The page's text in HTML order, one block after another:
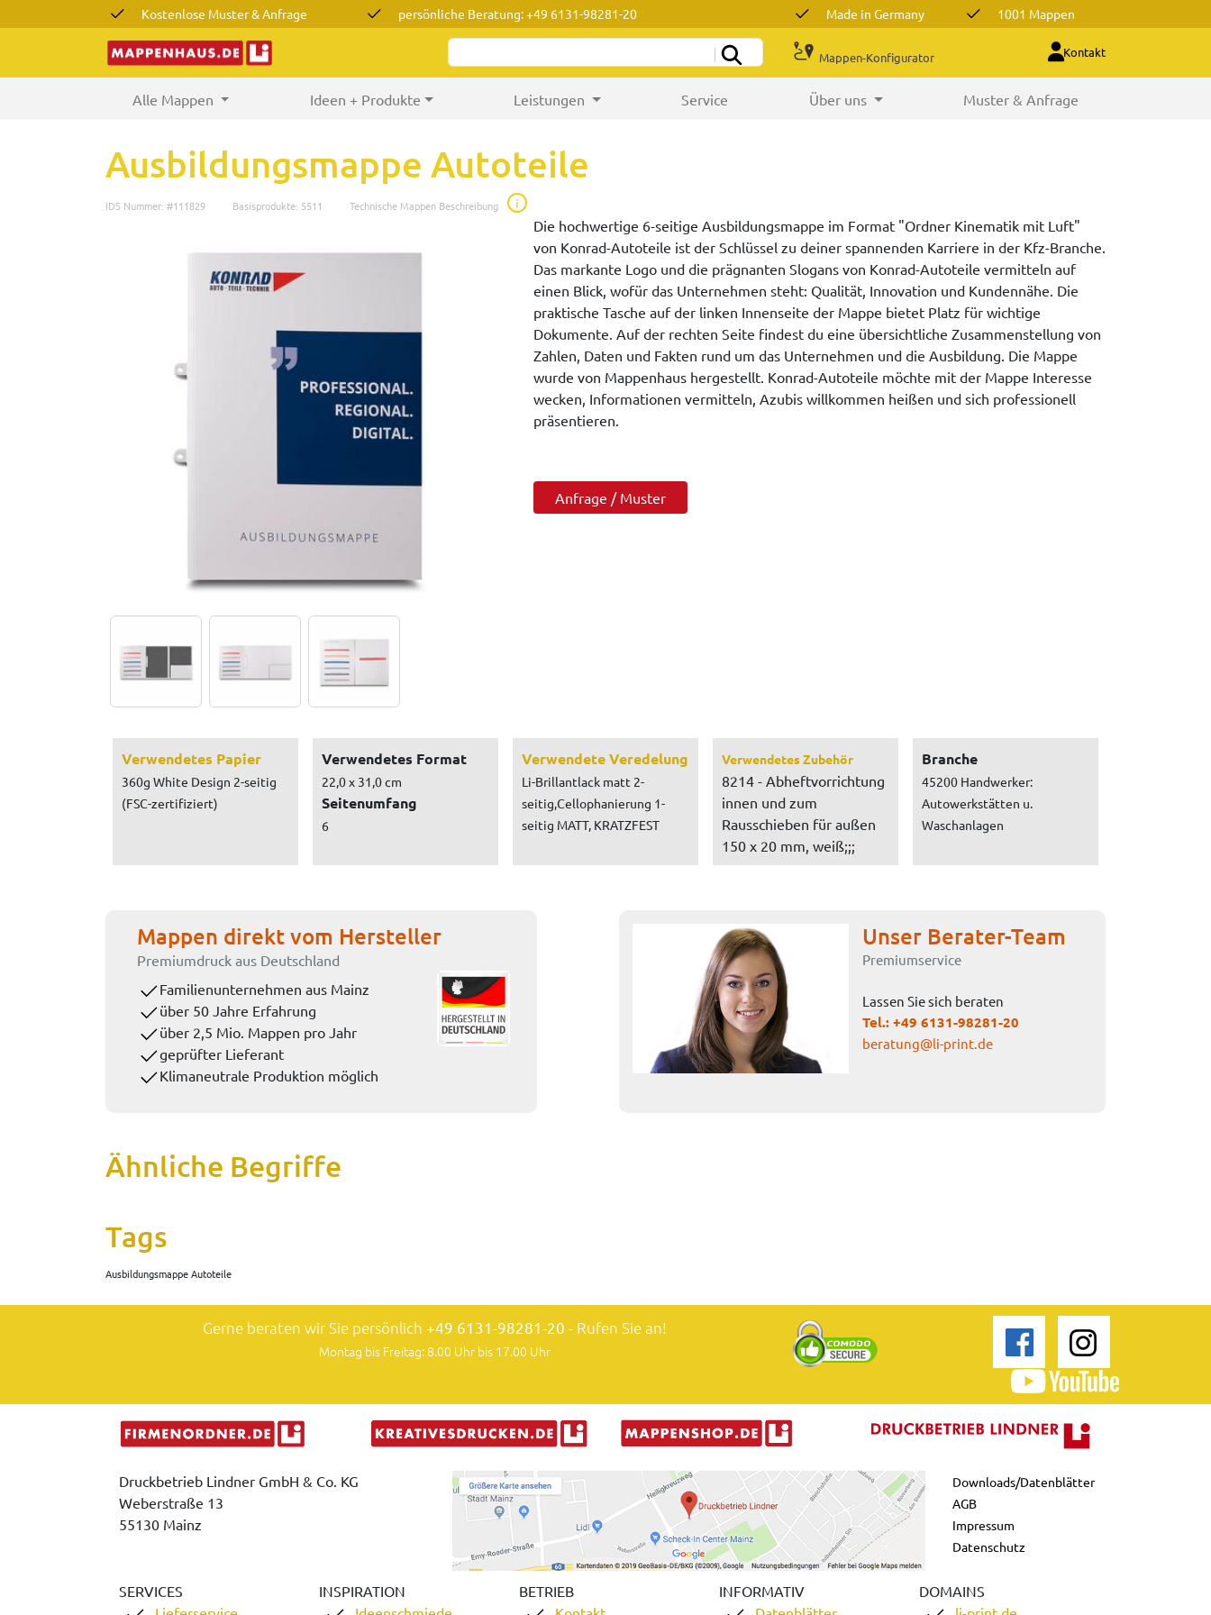
Kostenlose Muster & Anfrage persönliche Beratung: +49 6131-98281-20 Made in Germany 1001 Mappen
Mappen-Konfigurator Kontakt
Alle Mappen (current) Ideen + Produkte Leistungen Service Über uns Muster & Anfrage
Ausbildungsmappe Autoteile
IDS Nummer: #111829 Basisprodukte: 5511 Technische Mappen Beschreibung i
Die hochwertige 6-seitige Ausbildungsmappe im Format "Ordner Kinematik mit Luft"
von Konrad-Autoteile ist der Schlüssel zu deiner spannenden Karriere in der Kfz-Branche.
Das markante Logo und die prägnanten Slogans von Konrad-Autoteile vermitteln auf
einen Blick, wofür das Unternehmen steht: Qualität, Innovation und Kundennähe. Die
praktische Tasche auf der linken Innenseite der Mappe bietet Platz für wichtige
Dokumente. Auf der rechten Seite findest du eine übersichtliche Zusammenstellung von
Zahlen, Daten und Fakten rund um das Unternehmen und die Ausbildung. Die Mappe
wurde von Mappenhaus hergestellt. Konrad-Autoteile möchte mit der Mappe Interesse
wecken, Informationen vermitteln, Azubis willkommen heißen und sich professionell
präsentieren.
Anfrage / Muster
Verwendetes Papier
360g White Design 2-seitig
(FSC-zertifiziert)
Verwendetes Format
22,0 x 31,0 cm
Seitenumfang
6
Verwendete Veredelung
Li-Brillantlack matt 2-
seitig,Cellophanierung 1-
seitig MATT, KRATZFEST
Verwendetes Zubehör
8214 - Abheftvorrichtung
innen und zum
Rausschieben für außen
150 x 20 mm, weiß;;;
Branche
45200 Handwerker:
Autowerkstätten u.
Waschanlagen
Mappen direkt vom Hersteller
Premiumdruck aus Deutschland
Familienunternehmen aus Mainz
über 50 Jahre Erfahrung
über 2,5 Mio. Mappen pro Jahr
geprüfter Lieferant
Klimaneutrale Produktion möglich
Unser Berater-Team
Premiumservice
Lassen Sie sich beraten
Tel.: +49 6131-98281-20
beratung@li-print.de
Ähnliche Begriffe
Tags
Ausbildungsmappe Autoteile
Gerne beraten wir Sie persönlich +49 6131-98281-20 - Rufen Sie an!
Montag bis Freitag: 8.00 Uhr bis 17.00 Uhr
Druckbetrieb Lindner GmbH & Co. KG
Weberstraße 13
55130 Mainz
Downloads/Datenblätter
AGB
Impressum
Datenschutz
SERVICES
INSPIRATION
BETRIEB
INFORMATIV
DOMAINS